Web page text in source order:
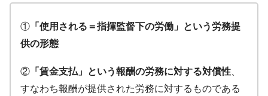
① 「使用される＝指揮監督下の労働」という労務提
供の形態
② 「賃金支払」という報酬の労務に対する対償性
すなわち報酬が提供された労務に対するものである